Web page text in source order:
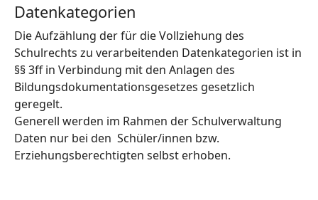
Datenkategorien
Die Aufzählung der für die Vollziehung des
Schulrechts zu verarbeitenden Datenkategorien ist in
§§ 3ff in Verbindung mit den Anlagen des
Bildungsdokumentationsgesetzes gesetzlich
geregelt.
Generell werden im Rahmen der Schulverwaltung
Daten nur bei den Schüler/innen bzw.
Erziehungsberechtigten selbst erhoben.